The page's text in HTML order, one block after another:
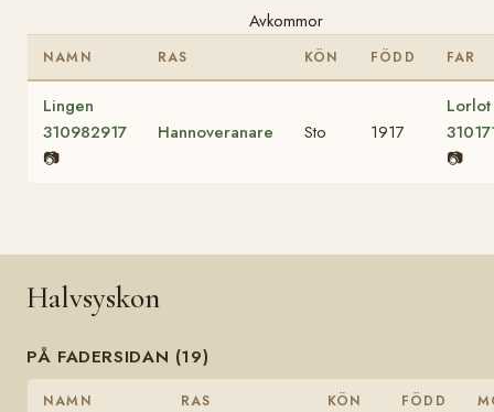
Avkommor
NAMN RAS KÖN FÖDD FAR
Lingen
310982917
📷
Hannoveranare Sto 1917
Lorlot
📷
Halvsyskon
PÅ FADERSIDAN (19)
NAMN RAS KÖN FÖDD